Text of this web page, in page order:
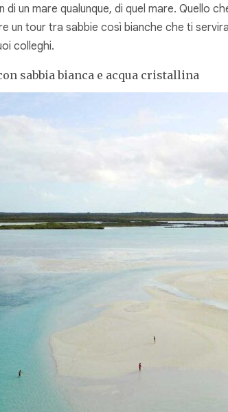
un mare qualunque, di quel mare. Quello
tour tra sabbie così bianche che ti
colleghi.
sabbia bianca e acqua cristallina